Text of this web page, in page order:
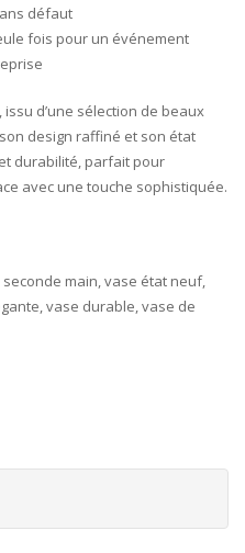
défaut
fois pour un événement
issu d’une sélection de beaux
design raffiné et son état
durabilité, parfait pour
avec une touche sophistiquée.
main, vase état neuf,
vase durable, vase de